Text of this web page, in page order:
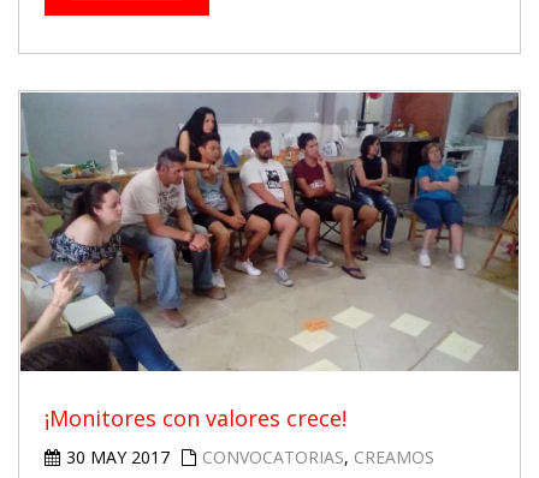
¡Monitores con valores crece!
30 MAY 2017 CONVOCATORIAS, CREAMOS